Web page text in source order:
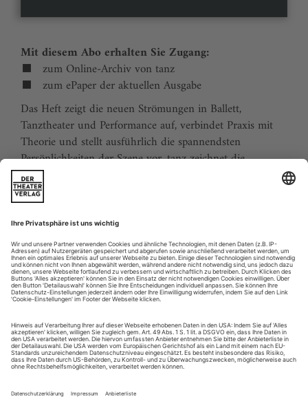
Mit diesem Abo erhalten Sie Zugang:
zum Online-Archiv von tanz
zum ePaper der aktuellen Ausgabe
Das Heft zeigt die neuen Strömungen in Ballett,
Tanztheater und Performance auf, verbindet Praxis mit
Theorie und stellt ausführlich die spannendsten
Persönlichkeiten der Szene vor. tanz zeichnet die
Traditionen der Tanzgeschichte nach und stellt
zukunftsweisende Ideen vor. Der Kalender ermöglicht
Tanzliebhabern ihre Reiseplanung in Europa. Eine
aktuelle Liste von Auditions und Workshops sowie der
Schulindex sind unverzichtbar für Profis und das
tanzbegeisterte Publikum.
tanz erscheint zwölf mal im Jahr incl. Doppelheft und
Jahrbuch. Sie erhalten Zugang zum Online-Archiv von
tanz und können sowohl das aktuelle ePaper als auch das
ePaper-Archiv über Ihren Account auf www.der-
theaterverlag.de einsehen. Das Abonnement hat eine
Laufzeit von einem Monat und verlängert sich jeweils um
einen weiteren Monat, sofern es nicht vom Kunden auf
der Seite „Mein Konto/Meine Bestellungen“ auf